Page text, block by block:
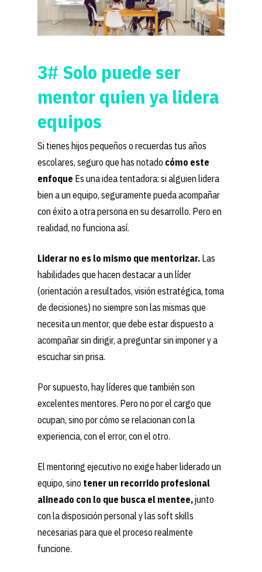
3# Solo puede ser
mentor quien ya lidera
equipos
Si tienes hijos pequeños o recuerdas tus años
escolares, seguro que has notado cómo este
enfoque Es una idea tentadora: si alguien lidera
bien a un equipo, seguramente pueda acompañar
con éxito a otra persona en su desarrollo. Pero en
realidad, no funciona así.
Liderar no es lo mismo que mentorizar. Las
habilidades que hacen destacar a un líder
(orientación a resultados, visión estratégica, toma
de decisiones) no siempre son las mismas que
necesita un mentor, que debe estar dispuesto a
acompañar sin dirigir, a preguntar sin imponer y a
escuchar sin prisa.
Por supuesto, hay líderes que también son
excelentes mentores. Pero no por el cargo que
ocupan, sino por cómo se relacionan con la
experiencia, con el error, con el otro.
El mentoring ejecutivo no exige haber liderado un
equipo, sino tener un recorrido profesional
alineado con lo que busca el mentee,junto
con la disposición personal y las soft skills
necesarias para que el proceso realmente
funcione.